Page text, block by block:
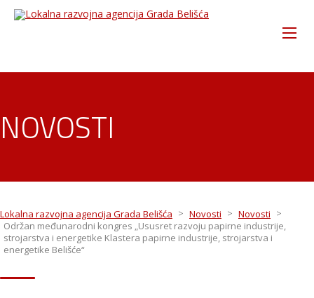
NOVOSTI
Lokalna razvojna agencija Grada Belišća > Novosti > Novosti >
Održan međunarodni kongres „Ususret razvoju papirne industrije,
strojarstva i energetike Klastera papirne industrije, strojarstva i
energetike Belišće“